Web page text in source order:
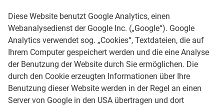
Diese Website benutzt Google Analytics, einen
Webanalysedienst der Google Inc. („Google“). Google
Analytics verwendet sog. „Cookies“, Textdateien, die auf
Ihrem Computer gespeichert werden und die eine Analyse
der Benutzung der Website durch Sie ermöglichen. Die
durch den Cookie erzeugten Informationen über Ihre
Benutzung dieser Website werden in der Regel an einen
Server von Google in den USA übertragen und dort